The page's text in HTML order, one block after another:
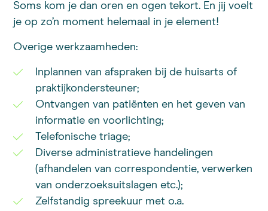
Soms kom je dan oren en ogen tekort. En jij voelt
je op zo’n moment helemaal in je element!
Overige werkzaamheden:
Inplannen van afspraken bij de huisarts of
praktijkondersteuner;
Ontvangen van patiënten en het geven van
informatie en voorlichting;
Telefonische triage;
Diverse administratieve handelingen
(afhandelen van correspondentie, verwerken
van onderzoeksuitslagen etc.);
Zelfstandig spreekuur met o.a.